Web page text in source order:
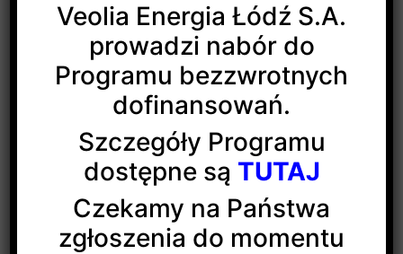
Ciepło, cieplej, cieplutko –
Ciepło Systemowe
1 lutego br rozpoczęły się tegoroczne działania
reklamowe Ciepła Systemowego. Kampania będzie
realizowana na początek w wyszukiwarce Google,
a następnie na antenie Programu Trzeciego
Polskiego Radia, a także w Radiu Zet i RMF FM.
Veolia Energia Łódź S.A.
prowadzi nabór do
Programu bezzwrotnych
dofinansowań.
Szczegóły Programu
dostępne są TUTAJ
Czekamy na Państwa
zgłoszenia do momentu